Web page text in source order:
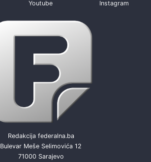
Youtube Instagram
Redakcija federalna.ba
Bulevar Meše Selimovića 12
71000 Sarajevo